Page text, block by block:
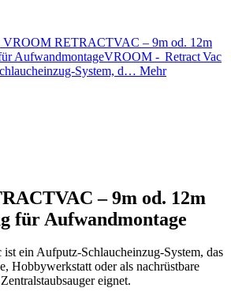
VROOM RETRACTVAC – 9m od. 12m
AufwandmontageVROOM - Retract Vac
System, d… Mehr
– 9m od. 12m
für Aufwandmontage
ein Aufputz‑Schlaucheinzug-System, das
Hobbywerkstatt oder als nachrüstbare
eignet.